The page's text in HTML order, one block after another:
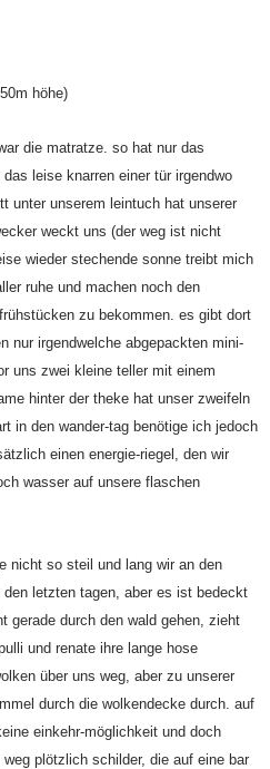
höhe)
die matratze. so hat nur das
leise knarren einer tür irgendwo
unter unserem leintuch hat unserer
weckt uns (der weg ist nicht
wieder stechende sonne treibt mich
ruhe und machen noch den
zu bekommen. es gibt dort
nur irgendwelche abgepackten mini-
uns zwei kleine teller mit einem
hinter der theke hat unser zweifeln
in den wander-tag benötige ich jedoch
einen energie-riegel, den wir
wasser auf unsere flaschen
nicht so steil und lang wir an den
letzten tagen, aber es ist bedeckt
gerade durch den wald gehen, zieht
und renate ihre lange hose
über uns weg, aber zu unserer
durch die wolkendecke durch. auf
einkehr-möglichkeit und doch
plötzlich schilder, die auf eine bar